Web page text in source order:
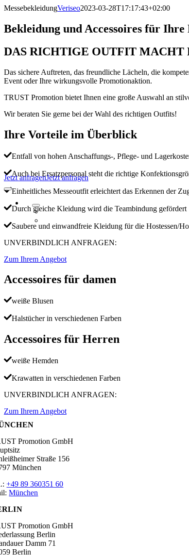
Zum
springen
Jetzt anfragenJetzt anfragen
Navigation
MessebekleidungVeriseo2023-03-28T17:17:43+02:00
Bekleidung und Accessoires für
DAS RICHTIGE OUTFIT MACHT
Das sichere Auftreten, das freundliche Lächeln, die
Event oder Ihre wirkungsvolle Promotionaktion.
TRUST Promotion bietet Ihnen eine große Auswahl an
Wir beraten Sie gerne bei der Wahl des richtigen Outfits!
Ihre Vorteile im Überblick
Entfall von hohen Anschaffungs-, Pflege- und
Auch bei Ersatzpersonal steht die richtige
Einheitliches Messeoutfit erleichtert das Erkennen der
Durch gleiche Kleidung wird die Teambindung gefördert
Saubere und einwandfreie Kleidung für die Hostessen/
UNVERBINDLICH ANFRAGEN:
Zum Ihrem Angebot
Accessoires für damen
weiße Blusen
Halstücher in verschiedenen Farben
Accessoires für Herren
weiße Hemden
Krawatten in verschiedenen Farben
UNVERBINDLICH ANFRAGEN:
Zum Ihrem Angebot
Promotion GmbH
Straße 156
München
+49 89 360351 60
München
Promotion GmbH
Berlin
Damm 71
Berlin